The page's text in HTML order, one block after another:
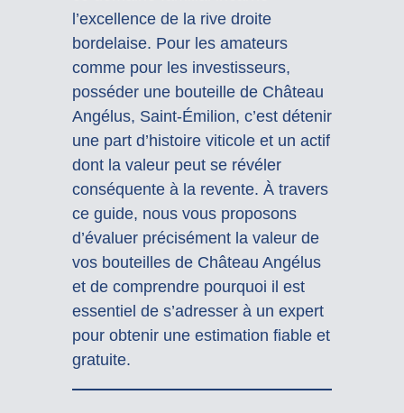
l’excellence de la rive droite
bordelaise. Pour les amateurs
comme pour les investisseurs,
posséder une bouteille de Château
Angélus, Saint-Émilion, c’est détenir
une part d’histoire viticole et un actif
dont la valeur peut se révéler
conséquente à la revente. À travers
ce guide, nous vous proposons
d’évaluer précisément la valeur de
vos bouteilles de Château Angélus
et de comprendre pourquoi il est
essentiel de s’adresser à un expert
pour obtenir une estimation fiable et
gratuite.